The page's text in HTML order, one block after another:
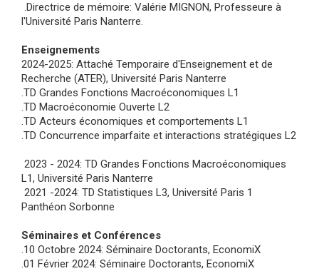
.Directrice de mémoire: Valérie MIGNON, Professeure à
l'Université Paris Nanterre.
Enseignements
2024-2025: Attaché Temporaire d'Enseignement et de
Recherche (ATER), Université Paris Nanterre
.TD Grandes Fonctions Macroéconomiques L1
.TD Macroéconomie Ouverte L2
.TD Acteurs économiques et comportements L1
.TD Concurrence imparfaite et interactions stratégiques L2
2023 - 2024: TD Grandes Fonctions Macroéconomiques
L1, Université Paris Nanterre
2021 -2024: TD Statistiques L3, Université Paris 1
Panthéon Sorbonne
Séminaires et Conférences
.10 Octobre 2024: Séminaire Doctorants, EconomiX
.01 Février 2024: Séminaire Doctorants, EconomiX